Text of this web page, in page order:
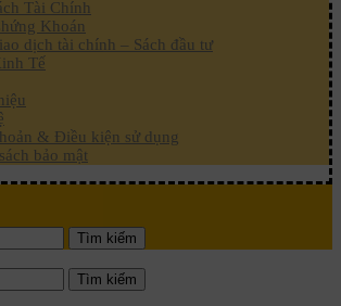
Tài Chính
Khoán
dịch tài chính – Sách đầu tư
Tế
& Điều kiện sử dụng
bảo mật
Tìm kiếm
Tìm kiếm